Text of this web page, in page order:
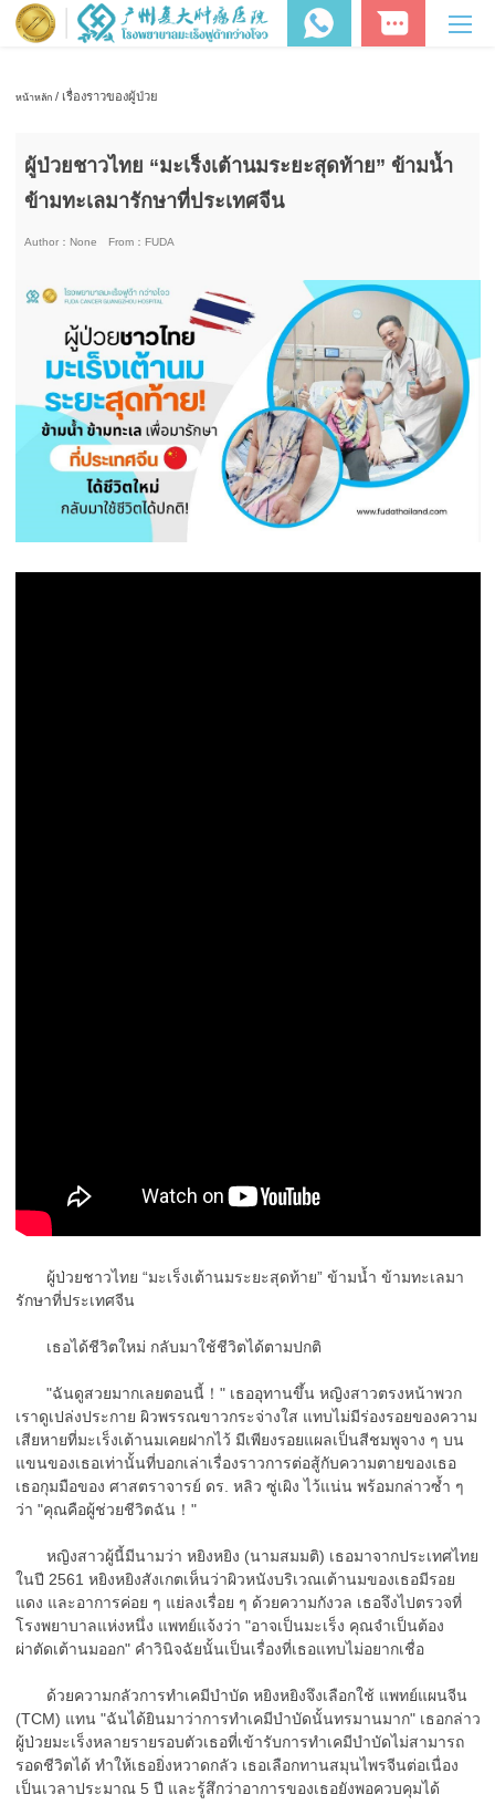
หน้าหลัก/ เรื่องราวของผู้ป่วย
ผู้ป่วยชาวไทย “มะเร็งเต้านมระยะสุดท้าย” ข้ามน้ำ
ข้ามทะเลมารักษาที่ประเทศจีน
Author： None From： FUDA
ผู้ป่วยชาวไทย “มะเร็งเต้านมระยะสุดท้าย” ข้ามน้ำ ข้ามทะเลมา
รักษาที่ประเทศจีน
เธอได้ชีวิตใหม่ กลับมาใช้ชีวิตได้ตามปกติ
"ฉันดูสวยมากเลยตอนนี้！" เธออุทานขึ้น หญิงสาวตรงหน้าพวก
เราดูเปล่งประกาย ผิวพรรณขาวกระจ่างใส แทบไม่มีร่องรอยของความ
เสียหายที่มะเร็งเต้านมเคยฝากไว้ มีเพียงรอยแผลเป็นสีชมพูจาง ๆ บน
แขนของเธอเท่านั้นที่บอกเล่าเรื่องราวการต่อสู้กับความตายของเธอ
เธอกุมมือของ ศาสตราจารย์ ดร. หลิว ซู่เผิง ไว้แน่น พร้อมกล่าวซ้ำ ๆ
ว่า "คุณคือผู้ช่วยชีวิตฉัน！"
หญิงสาวผู้นี้มีนามว่า หยิงหยิง (นามสมมติ) เธอมาจากประเทศไทย
ในปี 2561 หยิงหยิงสังเกตเห็นว่าผิวหนังบริเวณเต้านมของเธอมีรอย
แดง และอาการค่อย ๆ แย่ลงเรื่อย ๆ ด้วยความกังวล เธอจึงไปตรวจที่
โรงพยาบาลแห่งหนึ่ง แพทย์แจ้งว่า "อาจเป็นมะเร็ง คุณจำเป็นต้อง
ผ่าตัดเต้านมออก" คำวินิจฉัยนั้นเป็นเรื่องที่เธอแทบไม่อยากเชื่อ
ด้วยความกลัวการทำเคมีบำบัด หยิงหยิงจึงเลือกใช้ แพทย์แผนจีน
(TCM) แทน "ฉันได้ยินมาว่าการทำเคมีบำบัดนั้นทรมานมาก" เธอกล่าว
ผู้ป่วยมะเร็งหลายรายรอบตัวเธอที่เข้ารับการทำเคมีบำบัดไม่สามารถ
รอดชีวิตได้ ทำให้เธอยิ่งหวาดกลัว เธอเลือกทานสมุนไพรจีนต่อเนื่อง
เป็นเวลาประมาณ 5 ปี และรู้สึกว่าอาการของเธอยังพอควบคุมได้